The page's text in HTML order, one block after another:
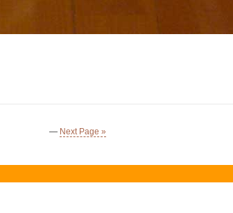
— Next Page »